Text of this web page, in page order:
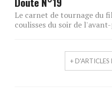
Le carnet de tournage du
coulisses du soir de
+ D'ARTICLES